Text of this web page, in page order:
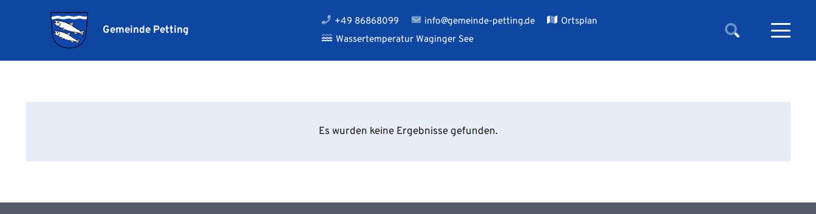
Gemeinde Petting
+49 86868099 info@gemeinde-petting.de
Ortsplan
Wassertemperatur Waginger See
Es wurden keine Ergebnisse gefunden.